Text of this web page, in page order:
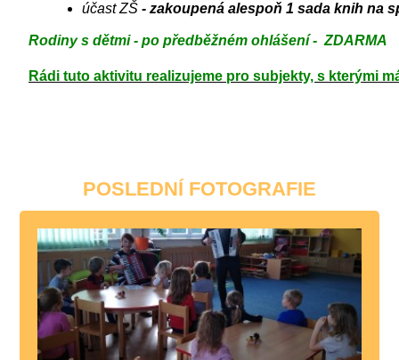
účast ZŠ - zakoupená alespoň 1 sada knih na
Rodiny s dětmi - po předběžném ohlášení - ZDARMA
Rádi tuto aktivitu realizujeme pro subjekty, s kterými
POSLEDNÍ FOTOGRAFIE